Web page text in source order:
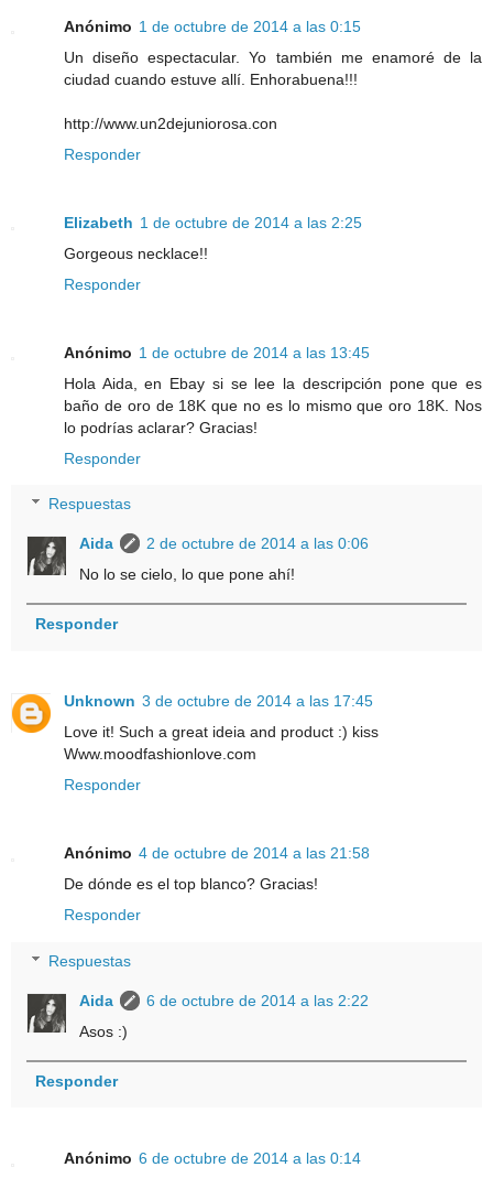
Anónimo 1 de octubre de 2014 a las 0:15
Un diseño espectacular. Yo también me enamoré de la
ciudad cuando estuve allí. Enhorabuena!!!
http://www.un2dejuniorosa.con
Responder
Elizabeth 1 de octubre de 2014 a las 2:25
Gorgeous necklace!!
Responder
Anónimo 1 de octubre de 2014 a las 13:45
Hola Aida, en Ebay si se lee la descripción pone que es
baño de oro de 18K que no es lo mismo que oro 18K. Nos
lo podrías aclarar? Gracias!
Responder
Respuestas
Aida
2 de octubre de 2014 a las 0:06
No lo se cielo, lo que pone ahí!
Responder
Unknown 3 de octubre de 2014 a las 17:45
Love it! Such a great ideia and product :) kiss
Www.moodfashionlove.com
Responder
Anónimo 4 de octubre de 2014 a las 21:58
De dónde es el top blanco? Gracias!
Responder
Respuestas
Aida
6 de octubre de 2014 a las 2:22
Asos :)
Responder
Anónimo 6 de octubre de 2014 a las 0:14